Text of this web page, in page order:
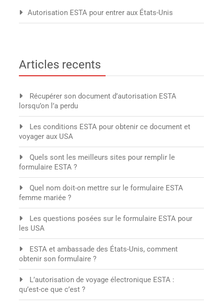
Autorisation ESTA pour entrer aux États-Unis
Articles recents
Récupérer son document d’autorisation ESTA
lorsqu’on l’a perdu
Les conditions ESTA pour obtenir ce document et
voyager aux USA
Quels sont les meilleurs sites pour remplir le
formulaire ESTA ?
Quel nom doit-on mettre sur le formulaire ESTA
femme mariée ?
Les questions posées sur le formulaire ESTA pour
les USA
ESTA et ambassade des États-Unis, comment
obtenir son formulaire ?
L’autorisation de voyage électronique ESTA :
qu’est-ce que c’est ?